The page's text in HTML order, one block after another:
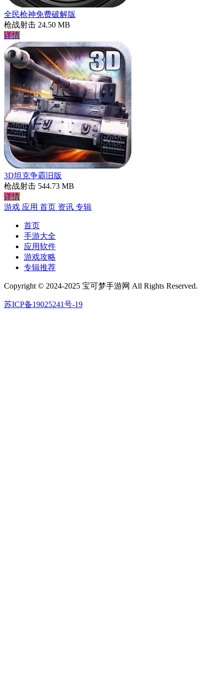
全民枪神免费破解版
枪战射击 24.50 MB
详情
3D坦克争霸旧版
枪战射击 544.73 MB
详情
游戏 应用 首页 资讯 专辑
首页
手游大全
应用软件
游戏攻略
专辑推荐
Copyright © 2024-2025 宝可梦手游网 All Rights Reserved.
苏ICP备19025241号-19